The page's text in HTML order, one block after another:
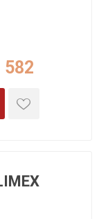
582